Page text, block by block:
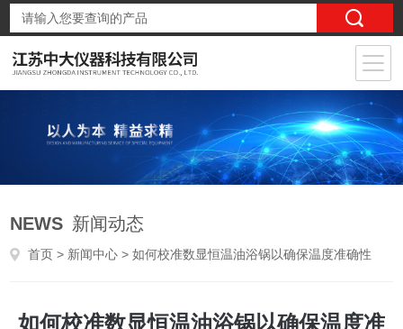
NEWS 新闻动态
首页 > 新闻中心 > 如何校准数显恒温油浴锅以确保温度准确性
如何校准数显恒温油浴锅以确保温度准